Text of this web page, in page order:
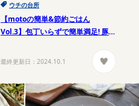
ウチの台所
【motoの簡単&節約ごはん
Vol.3】包丁いらずで簡単満足! 豚こ
最終更新日： 2024.10.1